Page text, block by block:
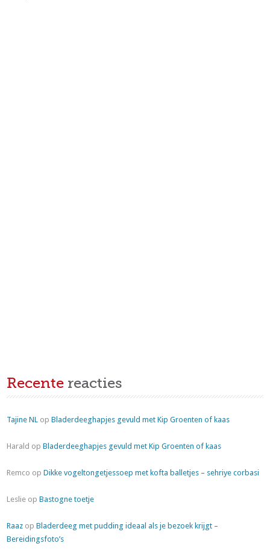
Recente reacties
Tajine NL opBladerdeeghapjes gevuld met Kip Groenten of kaas
Harald opBladerdeeghapjes gevuld met Kip Groenten of kaas
Remco opDikke vogeltongetjessoep met kofta balletjes – sehriye corbasi
Leslie opBastogne toetje
Raaz opBladerdeeg met pudding ideaal als je bezoek krijgt –
Bereidingsfoto’s